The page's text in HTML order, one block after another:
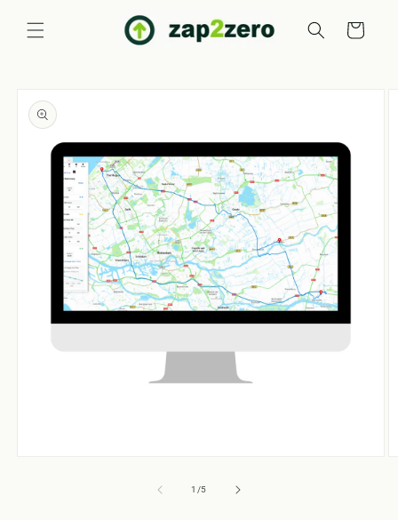
directamente
al contenido
Carrito
a la
información
1 /de
5